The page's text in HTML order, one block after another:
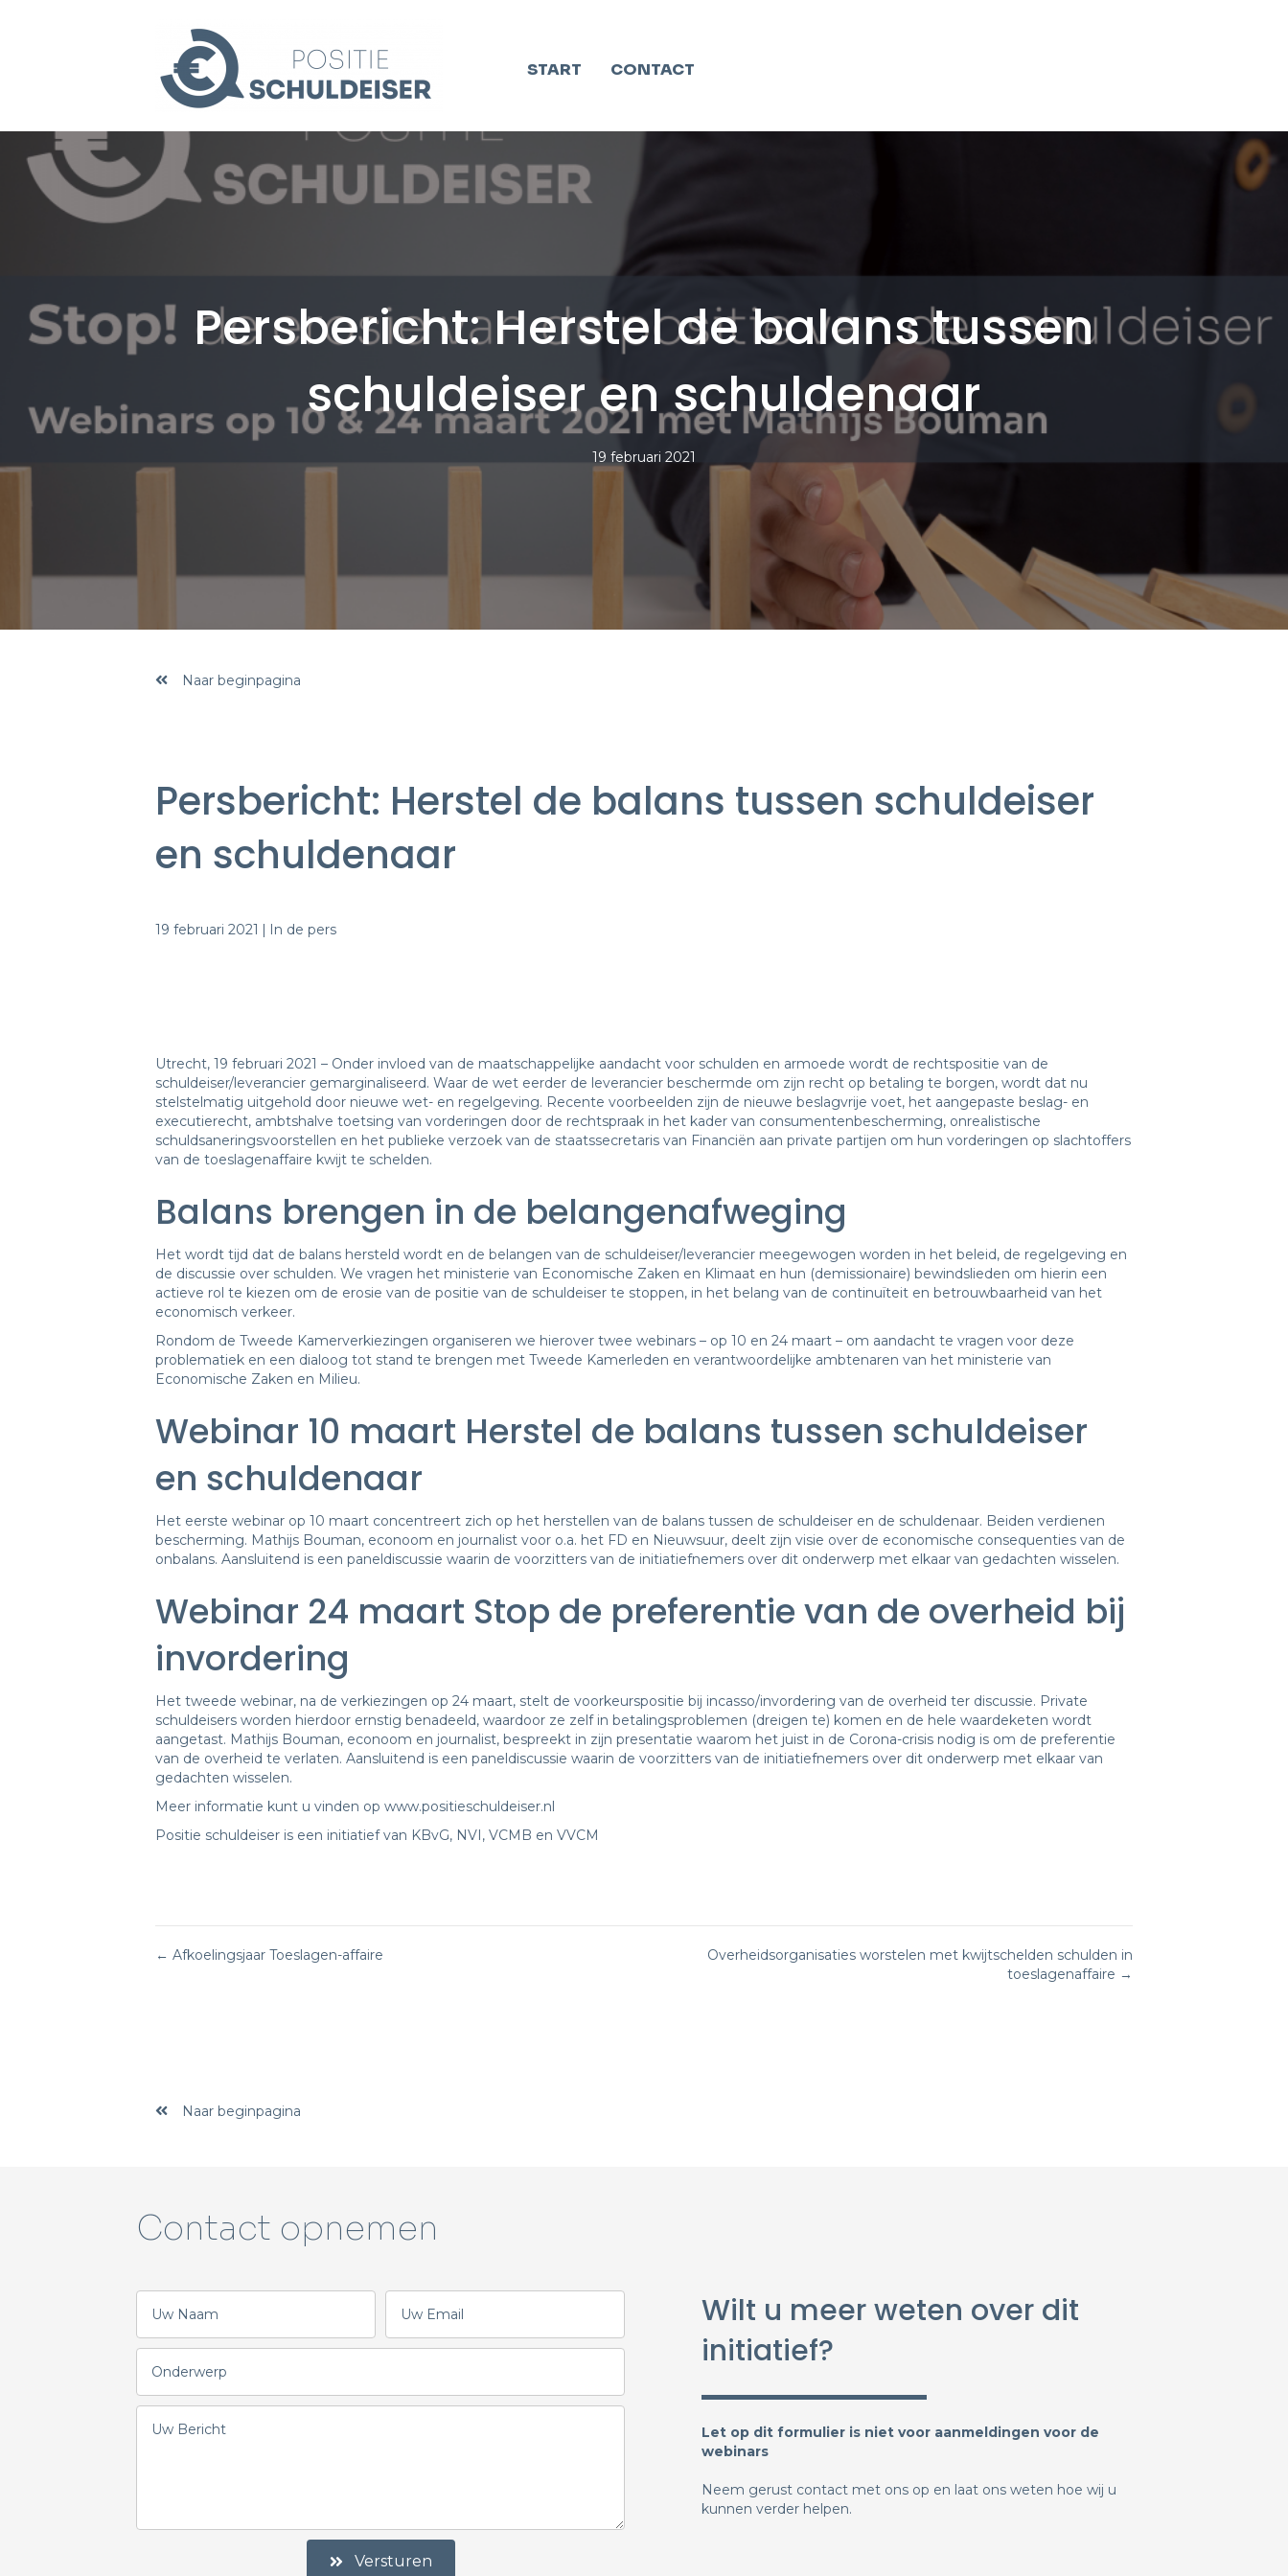
START CONTACT
Persbericht: Herstel de balans tussen
schuldeiser en schuldenaar
19 februari 2021
Naar beginpagina
Persbericht: Herstel de balans tussen schuldeiser
en schuldenaar
19 februari 2021 | In de pers
Utrecht, 19 februari 2021 – Onder invloed van de maatschappelijke aandacht voor schulden en armoede wordt de rechtspositie van de
schuldeiser/leverancier gemarginaliseerd. Waar de wet eerder de leverancier beschermde om zijn recht op betaling te borgen, wordt dat nu
stelstelmatig uitgehold door nieuwe wet- en regelgeving. Recente voorbeelden zijn de nieuwe beslagvrije voet, het aangepaste beslag- en
executierecht, ambtshalve toetsing van vorderingen door de rechtspraak in het kader van consumentenbescherming, onrealistische
schuldsaneringsvoorstellen en het publieke verzoek van de staatssecretaris van Financiën aan private partijen om hun vorderingen op slachtoffers
van de toeslagenaffaire kwijt te schelden.
Balans brengen in de belangenafweging
Het wordt tijd dat de balans hersteld wordt en de belangen van de schuldeiser/leverancier meegewogen worden in het beleid, de regelgeving en
de discussie over schulden. We vragen het ministerie van Economische Zaken en Klimaat en hun (demissionaire) bewindslieden om hierin een
actieve rol te kiezen om de erosie van de positie van de schuldeiser te stoppen, in het belang van de continuïteit en betrouwbaarheid van het
economisch verkeer.
Rondom de Tweede Kamerverkiezingen organiseren we hierover twee webinars – op 10 en 24 maart – om aandacht te vragen voor deze
problematiek en een dialoog tot stand te brengen met Tweede Kamerleden en verantwoordelijke ambtenaren van het ministerie van
Economische Zaken en Milieu.
Webinar 10 maart Herstel de balans tussen schuldeiser
en schuldenaar
Het eerste webinar op 10 maart concentreert zich op het herstellen van de balans tussen de schuldeiser en de schuldenaar. Beiden verdienen
bescherming. Mathijs Bouman, econoom en journalist voor o.a. het FD en Nieuwsuur, deelt zijn visie over de economische consequenties van de
onbalans. Aansluitend is een paneldiscussie waarin de voorzitters van de initiatiefnemers over dit onderwerp met elkaar van gedachten wisselen.
Webinar 24 maart Stop de preferentie van de overheid bij
invordering
Het tweede webinar, na de verkiezingen op 24 maart, stelt de voorkeurspositie bij incasso/invordering van de overheid ter discussie. Private
schuldeisers worden hierdoor ernstig benadeeld, waardoor ze zelf in betalingsproblemen (dreigen te) komen en de hele waardeketen wordt
aangetast. Mathijs Bouman, econoom en journalist, bespreekt in zijn presentatie waarom het juist in de Corona-crisis nodig is om de preferentie
van de overheid te verlaten. Aansluitend is een paneldiscussie waarin de voorzitters van de initiatiefnemers over dit onderwerp met elkaar van
gedachten wisselen.
Meer informatie kunt u vinden op www.positieschuldeiser.nl
Positie schuldeiser is een initiatief van KBvG, NVI, VCMB en VVCM
Posts
← Afkoelingsjaar Toeslagen-affaire
Overheidsorganisaties worstelen met kwijtschelden schulden in
toeslagenaffaire →
Naar beginpagina
Contact opnemen
Versturen
Wilt u meer weten over dit
initiatief?
Let op dit formulier is niet voor aanmeldingen voor de
webinars
Neem gerust contact met ons op en laat ons weten hoe wij u
kunnen verder helpen.